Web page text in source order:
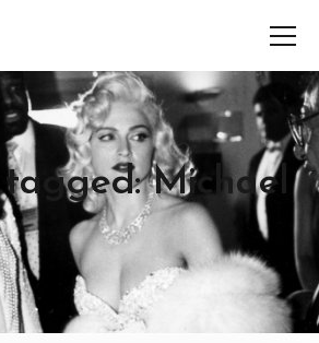
tagged: Michael